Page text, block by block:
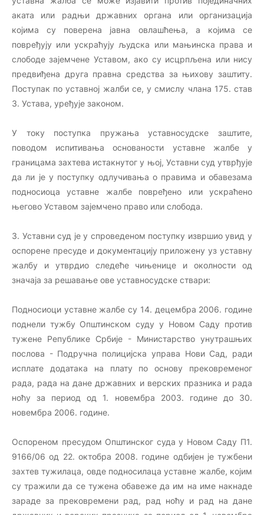
аката или радњи државних органа или организација
којима су поверена јавна овлашћења, а којима се
повређују или ускраћују људска или мањинска права и
слободе зајемчене Уставом, ако су исцрпљена или нису
предвиђена друга правна средства за њихову заштиту.
Поступак по уставној жалби се, у смислу члана 175. став
3. Устава, уређује законом.
У току поступка пружања уставносудске заштите,
поводом испитивања основаности уставне жалбе у
границама захтева истакнутог у њој, Уставни суд утврђује
да ли је у поступку одлучивања о правима и обавезама
подносиоца уставне жалбе повређено или ускраћено
његово Уставом зајемчено право или слобода.
3. Уставни суд је у спроведеном поступку извршио увид у
оспорене пресуде и документацију приложену уз уставну
жалбу и утврдио следеће чињенице и околности од
значаја за решавање ове уставносудске ствари:
Подносиоци уставне жалбе су 14. децембра 2006. године
поднели тужбу Општинском суду у Новом Саду против
тужене Републике Србије - Министарство унутрашњих
послова - Подручна полицијска управа Нови Сад, ради
исплате додатака на плату по основу прековременог
рада, рада на дане државних и верских празника и рада
ноћу за период од 1. новембра 2003. године до 30.
новембра 2006. године.
Оспореном пресудом Општинског суда у Новом Саду П1.
9166/06 од 22. октобра 2008. године одбијен је тужбени
захтев тужилаца, овде подносилаца уставне жалбе, којим
су тражили да се тужена обавеже да им на име накнаде
зараде за прековремени рад, рад ноћу и рад на дане